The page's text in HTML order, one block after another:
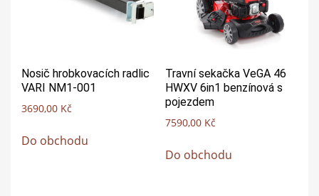
Nosič hrobkovacích radlic
VARI NM1-001
3690,00 Kč
Do obchodu
Travní sekačka VeGA 46
HWXV 6in1 benzínová s
pojezdem
7590,00 Kč
Do obchodu